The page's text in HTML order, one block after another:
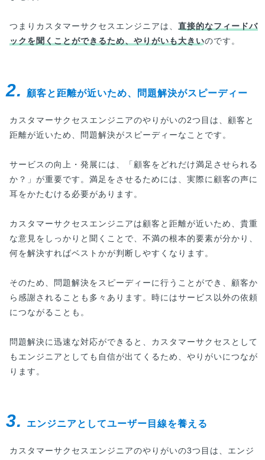
つまりカスタマーサクセスエンジニアは、 直接的なフィードバ
ックを聞くことができるため、やりがいも大きいのです。
2. 顧客と距離が近いため、問題解決がスピーディー
カスタマーサクセスエンジニアのやりがいの2つ目は、顧客と
距離が近いため、問題解決がスピーディーなことです。
サービスの向上・発展には、「顧客をどれだけ満足させられる
か？」が重要です。満足をさせるためには、実際に顧客の声に
耳をかたむける必要があります。
カスタマーサクセスエンジニアは顧客と距離が近いため、貴重
な意見をしっかりと聞くことで、不満の根本的要素が分かり、
何を解決すればベストかが判断しやすくなります。
そのため、問題解決をスピーディーに行うことができ、顧客か
ら感謝されることも多々あります。時にはサービス以外の依頼
につながることも。
問題解決に迅速な対応ができると、カスタマーサクセスとして
もエンジニアとしても自信が出てくるため、やりがいにつなが
ります。
3. エンジニアとしてユーザー目線を養える
カスタマーサクセスエンジニアのやりがいの3つ目は、エンジ